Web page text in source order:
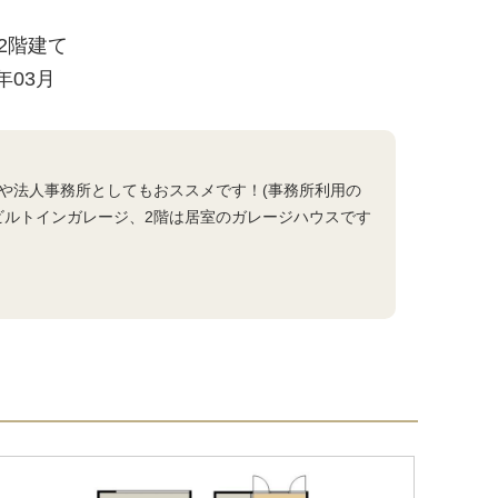
階建て
03月
人事務所としてもおススメです！(事務所利用の
トインガレージ、2階は居室のガレージハウスです